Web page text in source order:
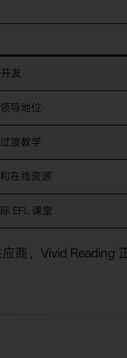
发
导地位
渡教学
在线资源
EFL 课堂
商，Vivid Reading